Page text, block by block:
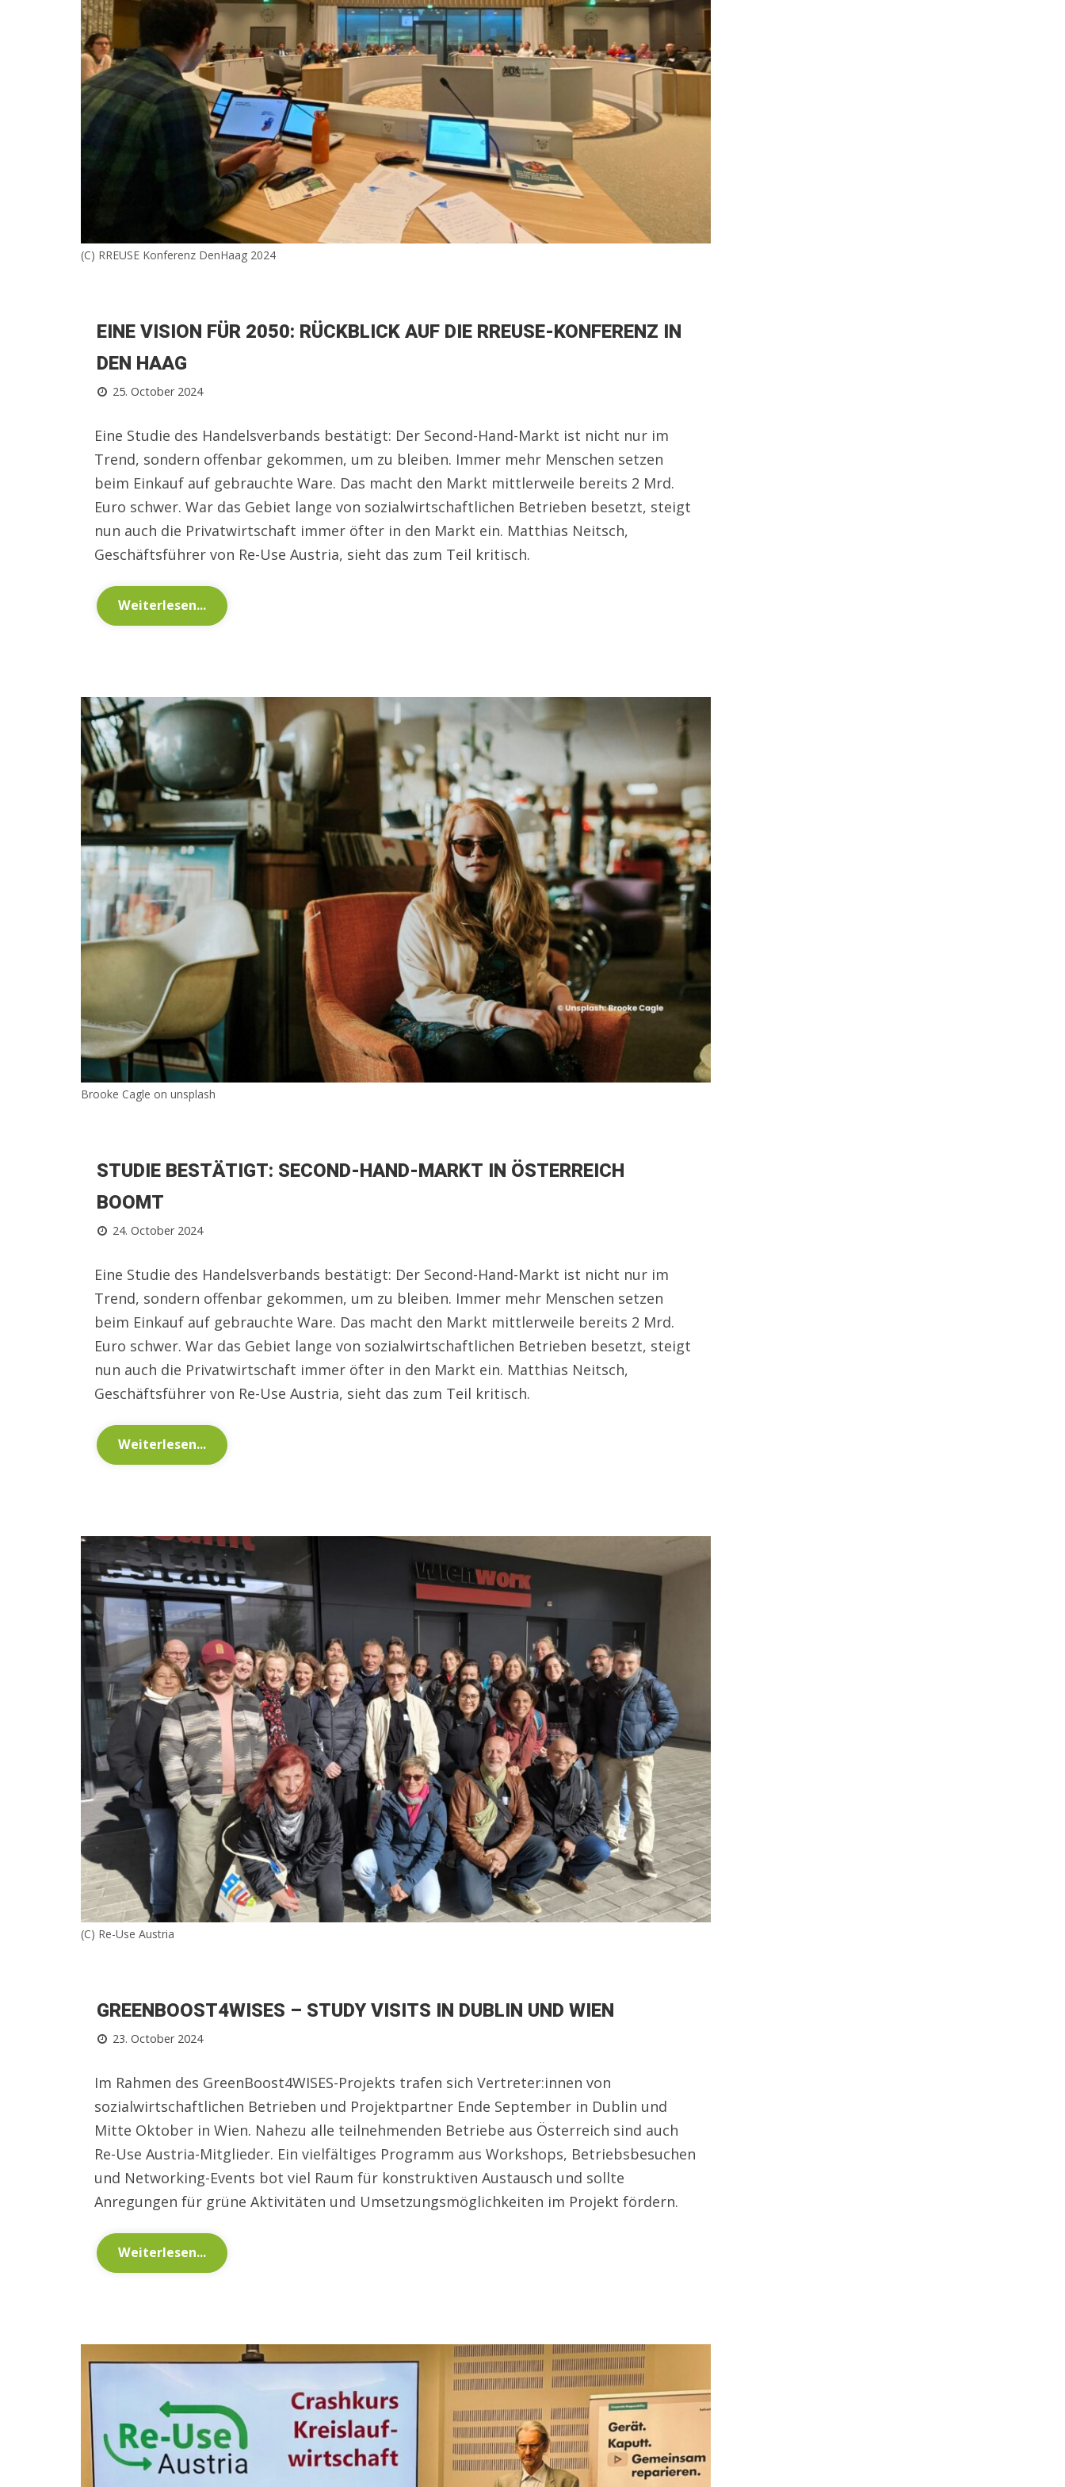
(C) RREUSE Konferenz DenHaag 2024
EINE VISION FÜR 2050: RÜCKBLICK AUF DIE RREUSE-KONFERENZ IN
DEN HAAG
25. October 2024
Eine Studie des Handelsverbands bestätigt: Der Second-Hand-Markt ist nicht nur im
Trend, sondern offenbar gekommen, um zu bleiben. Immer mehr Menschen setzen
beim Einkauf auf gebrauchte Ware. Das macht den Markt mittlerweile bereits 2 Mrd.
Euro schwer. War das Gebiet lange von sozialwirtschaftlichen Betrieben besetzt, steigt
nun auch die Privatwirtschaft immer öfter in den Markt ein. Matthias Neitsch,
Geschäftsführer von Re-Use Austria, sieht das zum Teil kritisch.
Weiterlesen...
Brooke Cagle on unsplash
STUDIE BESTÄTIGT: SECOND-HAND-MARKT IN ÖSTERREICH
BOOMT
24. October 2024
Eine Studie des Handelsverbands bestätigt: Der Second-Hand-Markt ist nicht nur im
Trend, sondern offenbar gekommen, um zu bleiben. Immer mehr Menschen setzen
beim Einkauf auf gebrauchte Ware. Das macht den Markt mittlerweile bereits 2 Mrd.
Euro schwer. War das Gebiet lange von sozialwirtschaftlichen Betrieben besetzt, steigt
nun auch die Privatwirtschaft immer öfter in den Markt ein. Matthias Neitsch,
Geschäftsführer von Re-Use Austria, sieht das zum Teil kritisch.
Weiterlesen...
(C) Re-Use Austria
GREENBOOST4WISES – STUDY VISITS IN DUBLIN UND WIEN
23. October 2024
Im Rahmen des GreenBoost4WISES-Projekts trafen sich Vertreter:innen von
sozialwirtschaftlichen Betrieben und Projektpartner Ende September in Dublin und
Mitte Oktober in Wien. Nahezu alle teilnehmenden Betriebe aus Österreich sind auch
Re-Use Austria-Mitglieder. Ein vielfältiges Programm aus Workshops, Betriebsbesuchen
und Networking-Events bot viel Raum für konstruktiven Austausch und sollte
Anregungen für grüne Aktivitäten und Umsetzungsmöglichkeiten im Projekt fördern.
Weiterlesen...